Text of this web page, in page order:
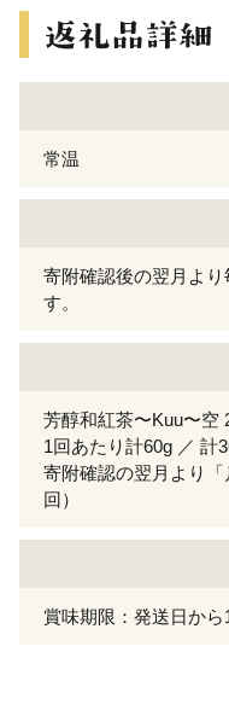
常温
寄附確認後の翌月よ
す。
芳醇和紅茶〜Kuu〜空
1回あたり計60g ／ 計
寄附確認の翌月より
回）
賞味期限：発送日から